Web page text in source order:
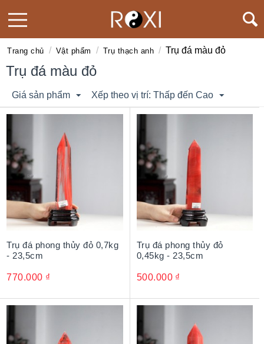
Trang chủ / Vật phẩm / Trụ thạch anh / Trụ đá màu đỏ
Trụ đá màu đỏ
Giá sản phẩm Xếp theo vị trí: Thấp đến Cao
Trụ đá phong thủy đỏ 0,7kg
- 23,5cm
770.000 ₫
Trụ đá phong thủy đỏ
0,45kg - 23,5cm
500.000 ₫